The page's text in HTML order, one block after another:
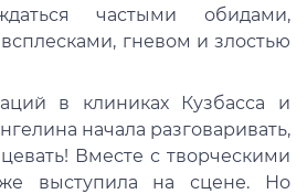
частыми обидами,
гневом и злостью
в клиниках Кузбасса и
начала разговаривать,
Вместе с творческими
выступила на сцене. Но